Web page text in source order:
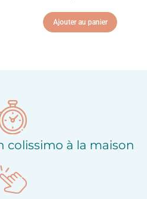
Ajouter au panier
colissimo à la maison